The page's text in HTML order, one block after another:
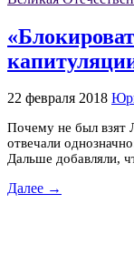
22 февраля 2018
Почему не был взят
отвечали
Дальше добавляли,
Далее →